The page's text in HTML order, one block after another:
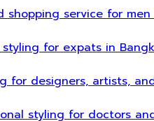
shopping service for
for expats in
for designers, artists,
styling for doctors